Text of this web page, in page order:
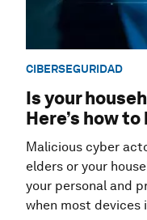
CIBERSEGURIDAD
Is your
Here’s how
Malicious cyber
elders or your
your personal and
when most devices